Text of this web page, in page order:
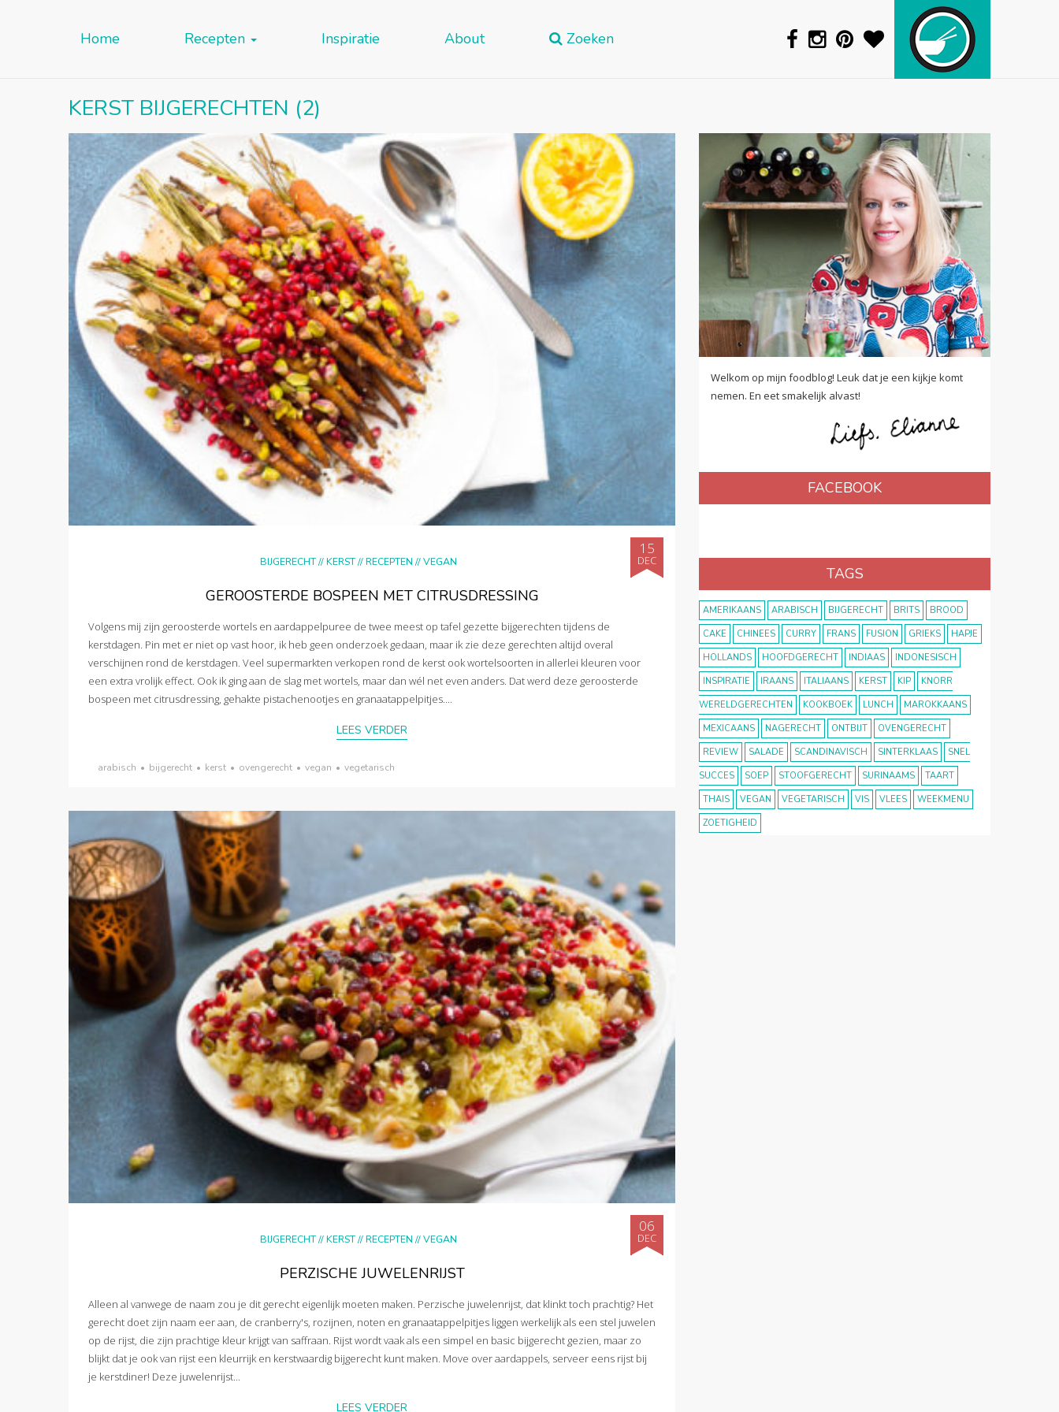
Home Recepten Inspiratie About Zoeken
KERST BIJGERECHTEN (2)
BIJGERECHT//KERST//RECEPTEN //VEGAN
15
DEC
GEROOSTERDE BOSPEEN MET CITRUSDRESSING
Volgens mij zijn geroosterde wortels en aardappelpuree de twee meest op tafel gezette bijgerechten tijdens de
kerstdagen. Pin met er niet op vast hoor, ik heb geen onderzoek gedaan, maar ik zie deze gerechten altijd overal
verschijnen rond de kerstdagen. Veel supermarkten verkopen rond de kerst ook wortelsoorten in allerlei kleuren voor
een extra vrolijk effect. Ook ik ging aan de slag met wortels, maar dan wél net even anders. Dat werd deze geroosterde
bospeen met citrusdressing, gehakte pistachenootjes en granaatappelpitjes....
LEES VERDER
arabisch • bijgerecht • kerst • ovengerecht • vegan • vegetarisch
BIJGERECHT//KERST//RECEPTEN //VEGAN
06
DEC
PERZISCHE JUWELENRIJST
Alleen al vanwege de naam zou je dit gerecht eigenlijk moeten maken. Perzische juwelenrijst, dat klinkt toch prachtig? Het
gerecht doet zijn naam eer aan, de cranberry's, rozijnen, noten en granaatappelpitjes liggen werkelijk als een stel juwelen
op de rijst, die zijn prachtige kleur krijgt van saffraan. Rijst wordt vaak als een simpel en basic bijgerecht gezien, maar zo
blijkt dat je ook van rijst een kleurrijk en kerstwaardig bijgerecht kunt maken. Move over aardappels, serveer eens rijst bij
je kerstdiner! Deze juwelenrijst...
LEES VERDER
Welkom op mijn foodblog! Leuk dat je een kijkje komt
nemen. En eet smakelijk alvast!
FACEBOOK
TAGS
AMERIKAANS ARABISCH BIJGERECHT BRITS
BROOD
CAKE
CHINEES CURRY FRANS FUSION GRIEKS
HAPJE
HOLLANDS
HOOFDGERECHT INDIAAS
INDONESISCH
INSPIRATIE
IRAANS ITALIAANS KERST KIP
KNORR
WERELDGERECHTEN
KOOKBOEK LUNCH
MAROKKAANS
MEXICAANS
NAGERECHT ONTBIJT
OVENGERECHT
REVIEW
SALADE SCANDINAVISCH SINTERKLAAS
SNEL
SUCCES
SOEP STOOFGERECHT SURINAAMS
TAART
THAIS
VEGAN VEGETARISCH VIS VLEES
WEEKMENU
ZOETIGHEID